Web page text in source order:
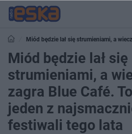
Miód będzie lał się strumieniami, a
być jeden z najsmaczniejszych festiwali tego lata
Miód będzie lał się
strumieniami, a
zagra Blue Café.
jeden z
festiwali tego lata